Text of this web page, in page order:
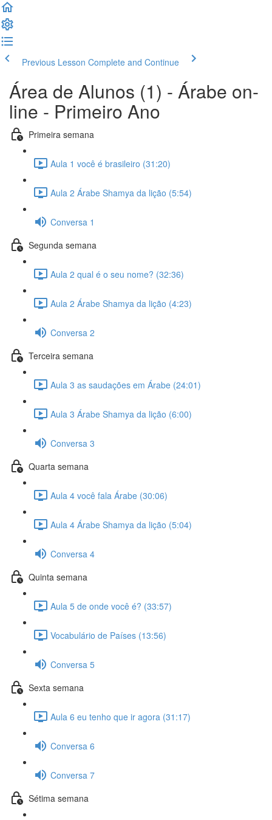
Previous Lesson Complete and Continue
Área de Alunos (1) - Árabe on-
line - Primeiro Ano
Primeira semana
Aula 1 você é brasileiro (31:20)
Aula 2 Árabe Shamya da lição (5:54)
Conversa 1
Segunda semana
Aula 2 qual é o seu nome? (32:36)
Aula 2 Árabe Shamya da lição (4:23)
Conversa 2
Terceira semana
Aula 3 as saudações em Árabe (24:01)
Aula 3 Árabe Shamya da lição (6:00)
Conversa 3
Quarta semana
Aula 4 você fala Árabe (30:06)
Aula 4 Árabe Shamya da lição (5:04)
Conversa 4
Quinta semana
Aula 5 de onde você é? (33:57)
Vocabulário de Países (13:56)
Conversa 5
Sexta semana
Aula 6 eu tenho que ir agora (31:17)
Conversa 6
Conversa 7
Sétima semana